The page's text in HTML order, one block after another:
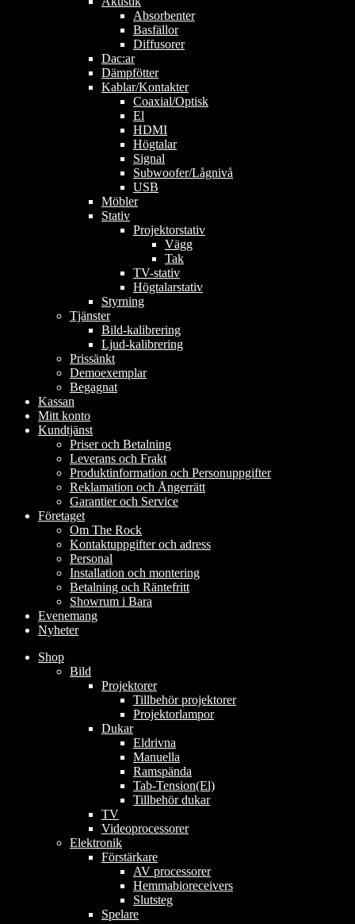
Absorbenter
Basfällor
Diffusorer
Dac:ar
Dämpfötter
Kablar/Kontakter
Coaxial/Optisk
El
HDMI
Högtalar
Signal
Subwoofer/Lågnivå
USB
Möbler
Stativ
Projektorstativ
Vägg
Tak
TV-stativ
Högtalarstativ
Styrning
Tjänster
Bild-kalibrering
Ljud-kalibrering
Prissänkt
Demoexemplar
Begagnat
Kassan
Mitt konto
Kundtjänst
Priser och Betalning
Leverans och Frakt
Produktinformation och Personuppgifter
Reklamation och Ångerrätt
Garantier och Service
Företaget
Om The Rock
Kontaktuppgifter och adress
Personal
Installation och montering
Betalning och Räntefritt
Showrum i Bara
Evenemang
Nyheter
Shop
Bild
Projektorer
Tillbehör projektorer
Projektorlampor
Dukar
Eldrivna
Manuella
Ramspända
Tab-Tension(El)
Tillbehör dukar
TV
Videoprocessorer
Elektronik
Förstärkare
AV processorer
Hemmabioreceivers
Slutsteg
Spelare